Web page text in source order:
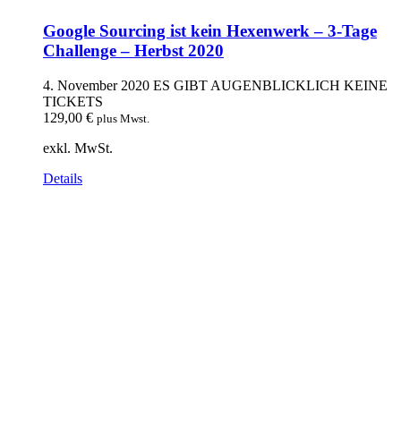
Google Sourcing ist kein Hexenwerk – 3-Tage
Challenge – Herbst 2020
4. November 2020 ES GIBT AUGENBLICKLICH KEINE
TICKETS
129,00 € plus Mwst.
exkl. MwSt.
Details